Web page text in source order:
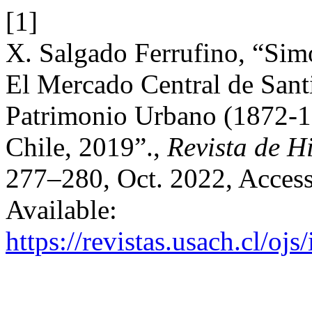
[1]
X. Salgado Ferrufino,
El Mercado Central de
Patrimonio Urbano (1872-
Chile, 2019”., Revista de
277–280, Oct. 2022,
Available:
https://revistas.usach.cl/